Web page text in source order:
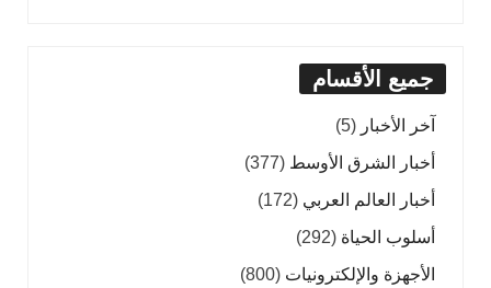
جميع الأقسام
آخر الأخبار (5)
أخبار الشرق الأوسط (377)
أخبار العالم العربي (172)
أسلوب الحياة (292)
الأجهزة والإلكترونيات (800)